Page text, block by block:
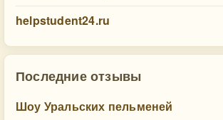
helpstudent24.ru
Последние отзывы
Шоу Уральских пельменей